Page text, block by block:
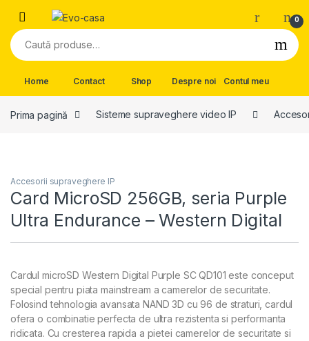
Skip to navigation
Skip to content
0
Caută după:
Home Contact Shop Despre noi Contul meu
Prima pagină Sisteme supraveghere video IP
Accesorii supraveghere IP
Card MicroSD 256GB, seria Purple
Ultra Endurance – Western Digital
Cardul microSD Western Digital Purple SC QD101 este conceput
special pentru piata mainstream a camerelor de securitate.
Folosind tehnologia avansata NAND 3D cu 96 de straturi, cardul
ofera o combinatie perfecta de ultra rezistenta si performanta
ridicata. Cu cresterea rapida a pietei camerelor de securitate si